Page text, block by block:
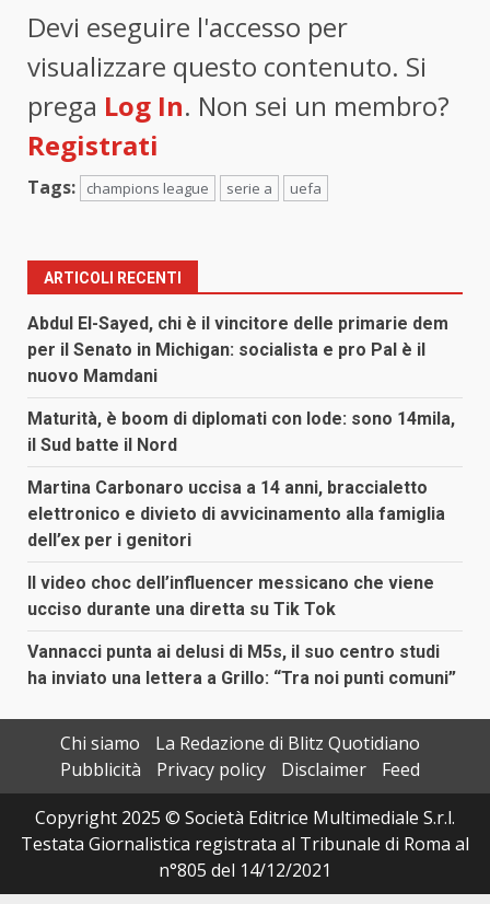
Devi eseguire l'accesso per
visualizzare questo contenuto. Si
prega Log In. Non sei un membro?
Registrati
Tags: champions league serie a uefa
ARTICOLI RECENTI
Abdul El-Sayed, chi è il vincitore delle primarie dem
per il Senato in Michigan: socialista e pro Pal è il
nuovo Mamdani
Maturità, è boom di diplomati con lode: sono 14mila,
il Sud batte il Nord
Martina Carbonaro uccisa a 14 anni, braccialetto
elettronico e divieto di avvicinamento alla famiglia
dell’ex per i genitori
Il video choc dell’influencer messicano che viene
ucciso durante una diretta su Tik Tok
Vannacci punta ai delusi di M5s, il suo centro studi
ha inviato una lettera a Grillo: “Tra noi punti comuni”
Chi siamo
La Redazione di Blitz Quotidiano
Pubblicità
Privacy policy Disclaimer
Feed
Copyright 2025 © Società Editrice Multimediale S.r.l.
Testata Giornalistica registrata al Tribunale di Roma al
n°805 del 14/12/2021